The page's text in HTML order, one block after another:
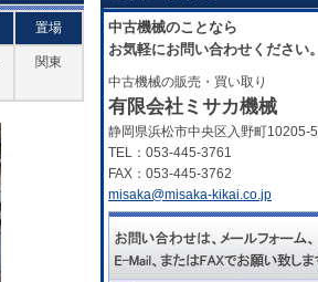
置場
関東
中古機械のことなら
お気軽にお問い合わせください。
中古機械の販売・買い取り
有限会社ミサカ機械
静岡県浜松市中央区入野町10205-5
TEL：053-445-3761
FAX：053-445-3762
misaka@misaka-kikai.co.jp